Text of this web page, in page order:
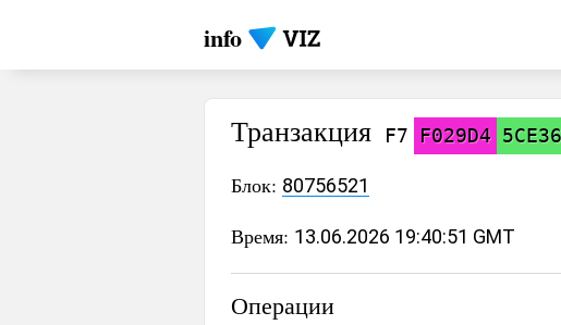
info
Транзакция F7 F029D4
Блок: 80756521
Время: 13.06.2026 19:40:51 GMT
Операции